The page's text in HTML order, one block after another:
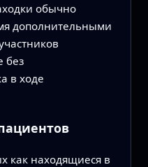
обычно
дополнительными
без
в ходе
как находящиеся в